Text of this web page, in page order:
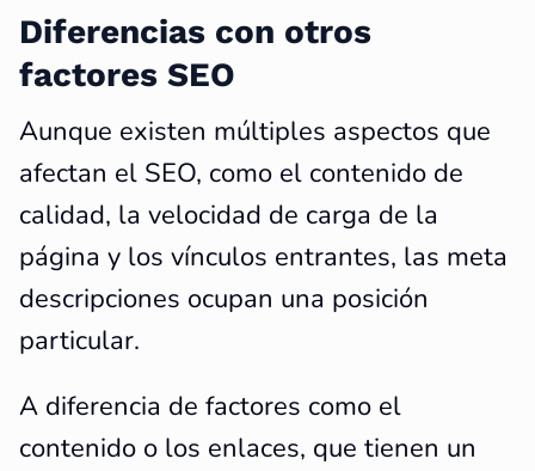
Diferencias con otros
factores SEO
Aunque existen múltiples aspectos que
afectan el SEO, como el contenido de
calidad, la velocidad de carga de la
página y los vínculos entrantes, las meta
descripciones ocupan una posición
particular.
A diferencia de factores como el
contenido o los enlaces, que tienen un